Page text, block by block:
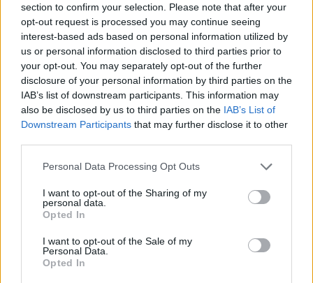
section to confirm your selection. Please note that after your
opt-out request is processed you may continue seeing
interest-based ads based on personal information utilized by
us or personal information disclosed to third parties prior to
your opt-out. You may separately opt-out of the further
disclosure of your personal information by third parties on the
IAB’s list of downstream participants. This information may
also be disclosed by us to third parties on the IAB’s List of
Downstream Participants that may further disclose it to other
Personal Data Processing Opt Outs
I want to opt-out of the Sharing of my
personal data.
Opted In
I want to opt-out of the Sale of my
Personal Data.
Opted In
Ιουνίου και μετά - ενέργειές του και για την θετική
έκβασή τους, ο Γιώργος Καρασμάνης κρατούσε σε
συνεχή ενημέρωση τόσο το Δήμαρχο Χρήστο
Μπάτση όσο και τον ειδικό σύμβουλο Γιώργο
Τσιμτσιρίδη – ο οποίος, όπως έχει προαναφερθεί,
είχε εξ αρχής και τον γενικό συντονισμό της όλης
προσπάθειας